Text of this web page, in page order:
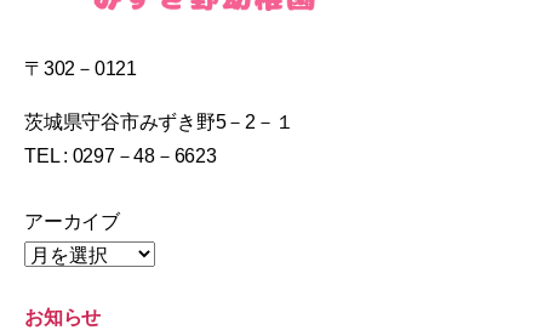
〒302－0121
茨城県守谷市みずき野5－2－１
TEL : 0297－48－6623
アーカイブ
お知らせ